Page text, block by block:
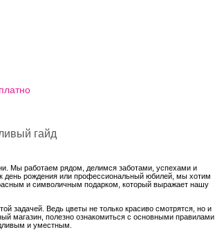
гайд
Мы работаем рядом, делимся заботами, успехами и
день рождения или профессиональный юбилей, мы хотим
и символичным подарком, который выражает нашу
задачей. Ведь цветы не только красиво смотрятся, но и
магазин, полезно ознакомиться с основными правилами
и уместным.